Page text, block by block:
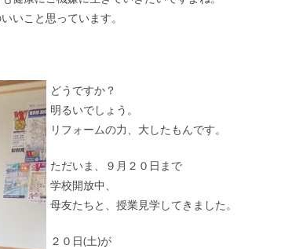
いこと思っています。
どうですか？
明るいでしょう。
リフォームの力、大したもんです。
ただいま、９月２０日まで
学校開放中、
母友たちと、授業見学してきました。
２０日(土)が